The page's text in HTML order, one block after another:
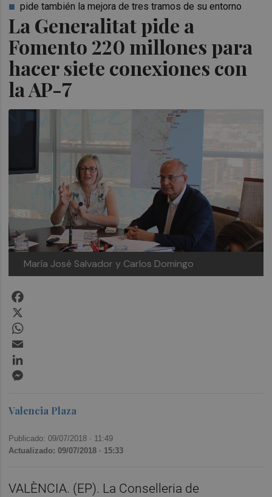
La Generalitat pide a
Fomento 220 millones para
hacer siete conexiones con
la AP-7
pide también la mejora de tres tramos de su entorno
María José Salvador y Carlos Domingo
Valencia Plaza
Publicado: 09/07/2018 · 11:49
Actualizado: 09/07/2018 · 15:33
VALÈNCIA. (EP). La Conselleria de